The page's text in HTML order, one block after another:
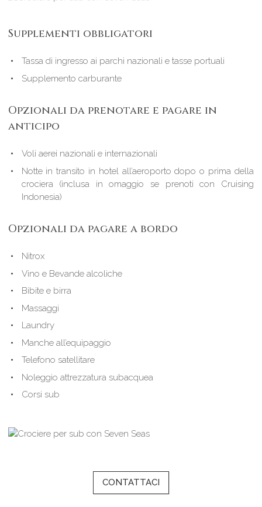
Supplementi obbligatori
Tassa di ingresso ai parchi nazionali e tasse portuali
Supplemento carburante
Opzionali da prenotare e pagare in
anticipo
Voli aerei nazionali e internazionali
Notte in transito in hotel all’aeroporto dopo o prima della
crociera (inclusa in omaggio se prenoti con Cruising
Indonesia)
Opzionali da pagare a bordo
Nitrox
Vino e Bevande alcoliche
Bibite e birra
Massaggi
Laundry
Manche all’equipaggio
Telefono satellitare
Noleggio attrezzatura subacquea
Corsi sub
CONTATTACI